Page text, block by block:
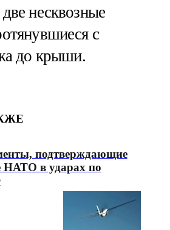
несквозные
с
до крыши.
подтверждающие
НАТО в ударах по